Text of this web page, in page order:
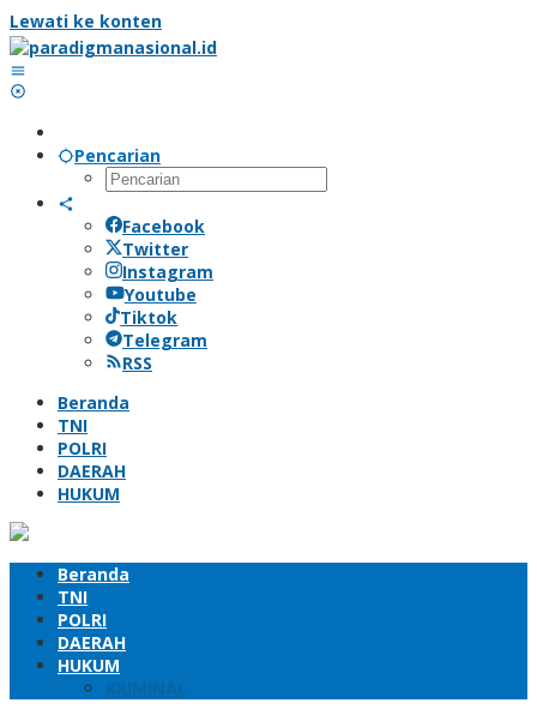
Lewati ke konten
Pencarian
Facebook
Twitter
Instagram
Youtube
Tiktok
Telegram
RSS
Beranda
TNI
POLRI
DAERAH
HUKUM
Beranda
TNI
POLRI
DAERAH
HUKUM
KRIMINAL